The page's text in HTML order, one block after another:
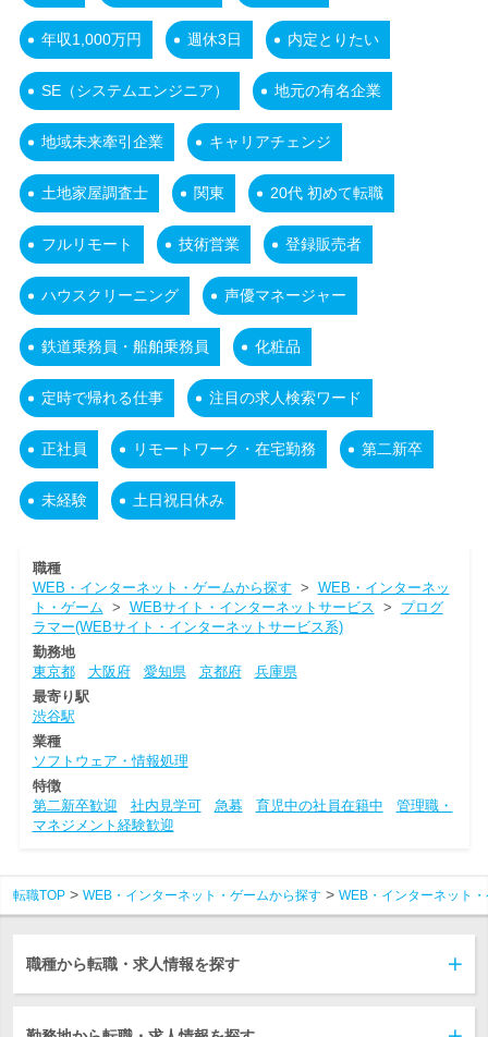
年収1,000万円 週休3日 内定とりたい
SE（システムエンジニア） 地元の有名企業
地域未来牽引企業 キャリアチェンジ
土地家屋調査士 関東 20代 初めて転職
フルリモート 技術営業 登録販売者
ハウスクリーニング 声優マネージャー
鉄道乗務員・船舶乗務員 化粧品
定時で帰れる仕事 注目の求人検索ワード
正社員 リモートワーク・在宅勤務 第二新卒
未経験 土日祝日休み
職種
WEB・インターネット・ゲームから探す > WEB・インターネッ
ト・ゲーム > WEBサイト・インターネットサービス > プログ
ラマー(WEBサイト・インターネットサービス系)
勤務地
東京都
大阪府 愛知県 京都府
兵庫県
最寄り駅
渋谷駅
業種
ソフトウェア・情報処理
特徴
第二新卒歓迎
社内見学可 急募 育児中の社員在籍中
管理職・
マネジメント経験歓迎
転職TOP WEB・インターネット・ゲームから探す WEB・インターネット
職種から転職・求人情報を探す